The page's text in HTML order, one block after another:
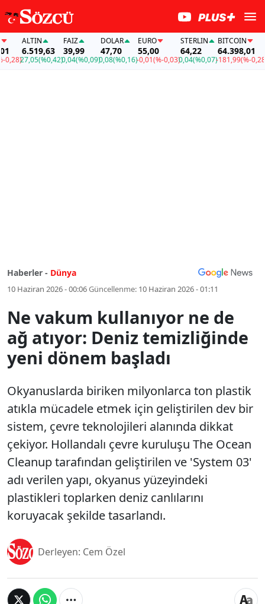
ALTIN
6.519,63
27,05(%0,42)
FAİZ
39,99
0,04(%0,09)
DOLAR
47,70
0,08(%0,16)
EURO
55,00
-0,01(%-0,03)
STERLIN
64,22
0,04(%0,07)
BITCOIN
64.398,01
-181,99(%-0,28)
Haberler - Dünya
10 Haziran 2026 - 00:06Güncellenme: 10 Haziran 2026 - 01:11
Ne vakum kullanıyor ne de
ağ atıyor: Deniz temizliğinde
yeni dönem başladı
Okyanuslarda biriken milyonlarca ton plastik
atıkla mücadele etmek için geliştirilen dev bir
sistem, çevre teknolojileri alanında dikkat
çekiyor. Hollandalı çevre kuruluşu The Ocean
Cleanup tarafından geliştirilen ve 'System 03'
adı verilen yapı, okyanus yüzeyindeki
plastikleri toplarken deniz canlılarını
koruyacak şekilde tasarlandı.
Derleyen: Cem Özel